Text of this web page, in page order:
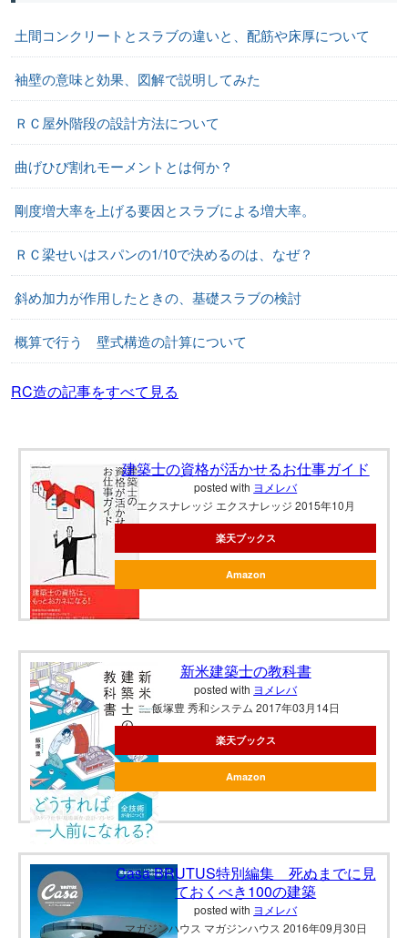
土間コンクリートとスラブの違いと、配筋や床厚について
袖壁の意味と効果、図解で説明してみた
ＲＣ屋外階段の設計方法について
曲げひび割れモーメントとは何か？
剛度増大率を上げる要因とスラブによる増大率。
ＲＣ梁せいはスパンの1/10で決めるのは、なぜ？
斜め加力が作用したときの、基礎スラブの検討
概算で行う 壁式構造の計算について
RC造の記事をすべて見る
建築士の資格が活かせるお仕事ガイド
posted with ヨメレバ
エクスナレッジ エクスナレッジ 2015年10月
楽天ブックス
Amazon
新米建築士の教科書
posted with ヨメレバ
飯塚豊 秀和システム 2017年03月14日
楽天ブックス
Amazon
Casa BRUTUS特別編集 死ぬまでに見
ておくべき100の建築
posted with ヨメレバ
マガジンハウス マガジンハウス 2016年09月30日